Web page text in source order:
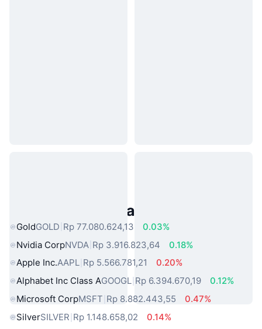
Aset Dunia Nyata Populer
GoldGOLD Rp 77.080.624,13
0.03%
Nvidia CorpNVDA Rp 3.916.823,64
0.18%
Apple Inc.AAPL Rp 5.566.781,21
0.20%
Alphabet Inc Class AGOOGL Rp 6.394.670,19
0.12%
Microsoft CorpMSFT Rp 8.882.443,55
0.47%
SilverSILVER Rp 1.148.658,02
0.14%